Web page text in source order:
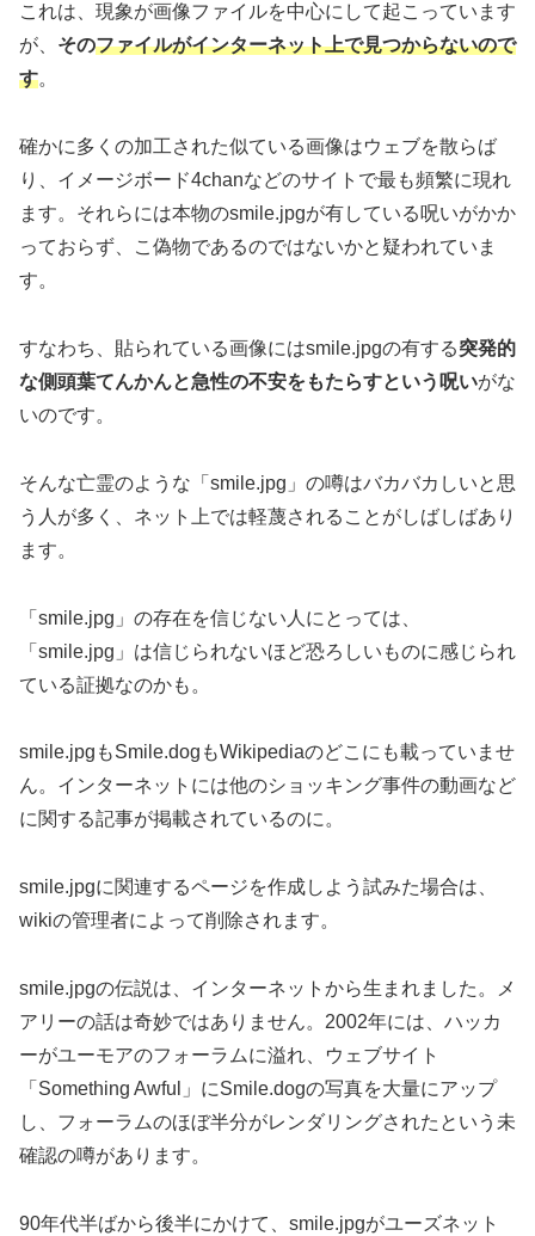
これは、現象が画像ファイルを中心にして起こっています
が、 そのファイルがインターネット上で見つからないので
す。
確かに多くの加工された似ている画像はウェブを散らば
り、イメージボード4chanなどのサイトで最も頻繁に現れ
ます。それらには本物のsmile.jpgが有している呪いがかか
っておらず、こ偽物であるのではないかと疑われていま
す。
すなわち、貼られている画像にはsmile.jpgの有する突発的
な側頭葉てんかんと急性の不安をもたらすという呪いがな
いのです。
そんな亡霊のような「smile.jpg」の噂はバカバカしいと思
う人が多く、ネット上では軽蔑されることがしばしばあり
ます。
「smile.jpg」の存在を信じない人にとっては、
「smile.jpg」は信じられないほど恐ろしいものに感じられ
ている証拠なのかも。
smile.jpgもSmile.dogもWikipediaのどこにも載っていませ
ん。インターネットには他のショッキング事件の動画など
に関する記事が掲載されているのに。
smile.jpgに関連するページを作成しよう試みた場合は、
wikiの管理者によって削除されます。
smile.jpgの伝説は、インターネットから生まれました。メ
アリーの話は奇妙ではありません。2002年には、ハッカ
ーがユーモアのフォーラムに溢れ、ウェブサイト
「Something Awful」にSmile.dogの写真を大量にアップ
し、フォーラムのほぼ半分がレンダリングされたという未
確認の噂があります。
90年代半ばから後半にかけて、smile.jpgがユーズネット